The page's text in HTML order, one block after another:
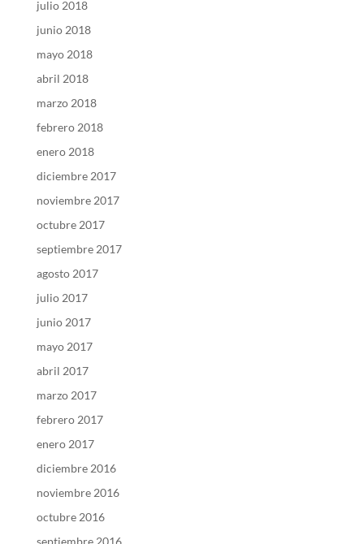
julio 2018
junio 2018
mayo 2018
abril 2018
marzo 2018
febrero 2018
enero 2018
diciembre 2017
noviembre 2017
octubre 2017
septiembre 2017
agosto 2017
julio 2017
junio 2017
mayo 2017
abril 2017
marzo 2017
febrero 2017
enero 2017
diciembre 2016
noviembre 2016
octubre 2016
septiembre 2016